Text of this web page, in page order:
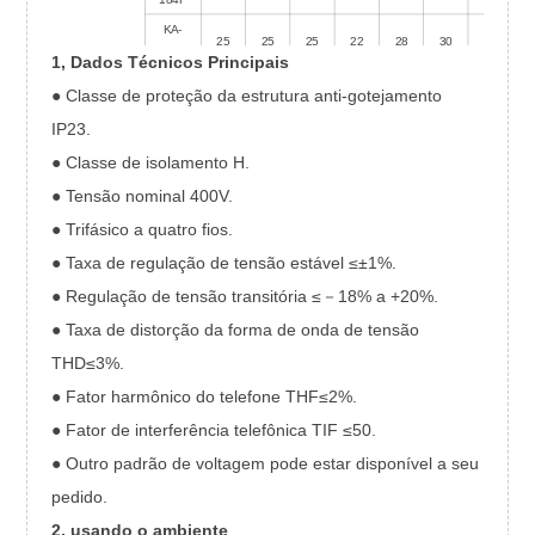
KA-
25 25 25 22 28 30
30 30 30 26 35.4 37,5
184J
1, Dados Técnicos Principais
● Classe de proteção da estrutura anti-gotejamento
IP23.
● Classe de isolamento H.
● Tensão nominal 400V.
● Trifásico a quatro fios.
● Taxa de regulação de tensão estável ≤±1%.
● Regulação de tensão transitória ≤－18% a +20%.
● Taxa de distorção da forma de onda de tensão
THD≤3%.
● Fator harmônico do telefone THF≤2%.
● Fator de interferência telefônica TIF ≤50.
● Outro padrão de voltagem pode estar disponível a seu
pedido.
2, usando o ambiente